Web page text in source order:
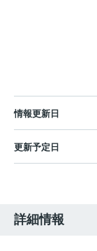
情報更新日
更新予定日
詳細情報